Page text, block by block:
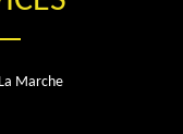
Marche